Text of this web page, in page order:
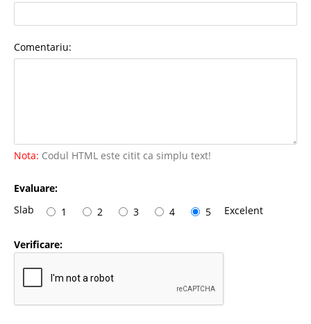
Comentariu:
Nota: Codul HTML este citit ca simplu text!
Evaluare:
Slab
1 2 3 4 5 Excelent
Verificare: